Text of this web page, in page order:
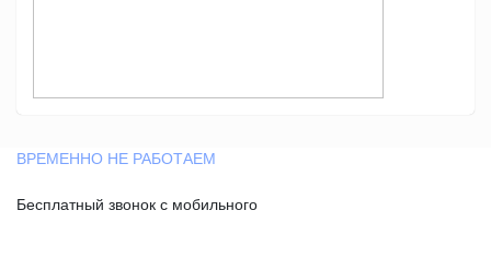
ВРЕМЕННО НЕ РАБОТАЕМ
Бесплатный звонок с мобильного